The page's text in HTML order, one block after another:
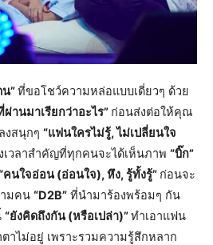
”ที่ขอโชว์ความหล่อแบบเดี่ยวๆ ด้วย
ผ่านมาเรียกว่าอะไร” ก่อนส่งต่อให้คุณ
งสนุกๆ “แฟนใครไม่รู้, ไม่เปลี่ยนใจ
เวลาสำคัญที่ทุกคนจะได้เห็นภาพ “บิ๊ก”
คนใจอ่อน (อ่อนใจ), หึง, รู้ทั้งรู้” ก่อนจะ
ามคน “D2B” ที่นำมาร้องพร้อมๆ กัน
“ยังคิดถึงกัน (หรือเปล่า)”ทำเอาแฟน
ไม่อยู่ เพราะรวมความรู้สึกหลาก